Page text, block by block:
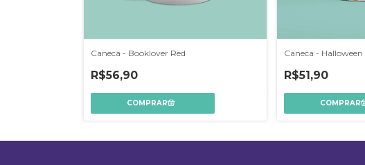
Caneca - Booklover Red
R$56,90
Caneca - Halloween
R$51,90